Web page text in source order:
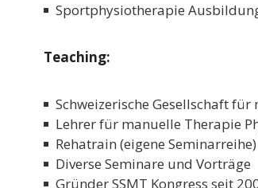
Sportphysiotherapie Ausbildung
Teaching:
Schweizerische Gesellschaft
Lehrer für manuelle Therapie
Rehatrain (eigene Seminarreihe)
Diverse Seminare und Vorträge
Gründer SSMT Kongress seit